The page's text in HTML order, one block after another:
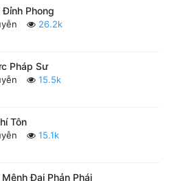
Đỉnh Phong
26.2k
Pháp Sư
15.5k
Tôn
15.1k
Đại Phản Phái